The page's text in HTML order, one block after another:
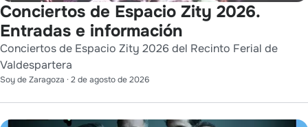
Conciertos de Espacio Zity 2026.
Entradas e información
Conciertos de Espacio Zity 2026 del Recinto Ferial de
Valdespartera
Soy de Zaragoza · 2 de agosto de 2026